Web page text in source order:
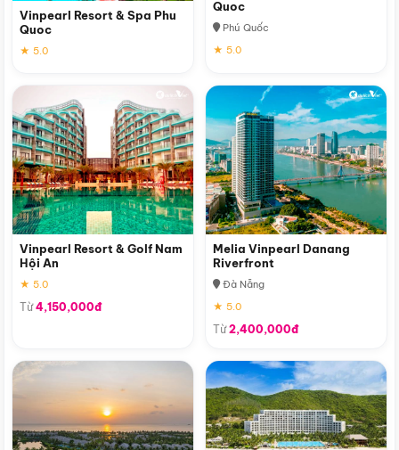
Vinpearl Resort & Spa Phu
Quoc
★ 5.0
Quoc
Phú Quốc
★ 5.0
Vinpearl Resort & Golf Nam
Hội An
★ 5.0
Từ4,150,000đ
Melia Vinpearl Danang
Riverfront
Đà Nẵng
★ 5.0
Từ2,400,000đ